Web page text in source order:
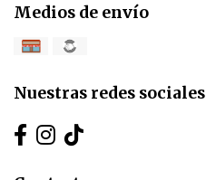
Medios de envío
Nuestras redes sociales